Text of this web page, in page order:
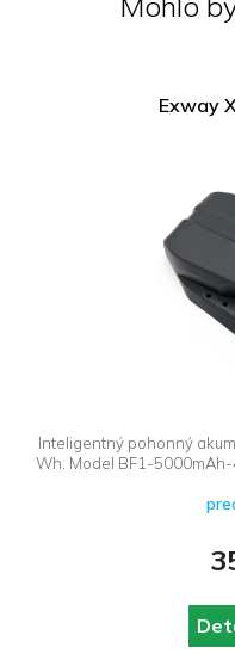
Exway
Inteligentný pohonný
Wh. Model BF1-5000mAh-